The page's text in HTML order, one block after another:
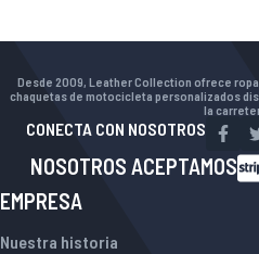
Desde 2009, Leather Collection ofrece
chaquetas de motocicleta personalizados
la
CONECTA CON NOSOTROS
NOSOTROS ACEPTAMOS
EMPRESA
Nuestra historia